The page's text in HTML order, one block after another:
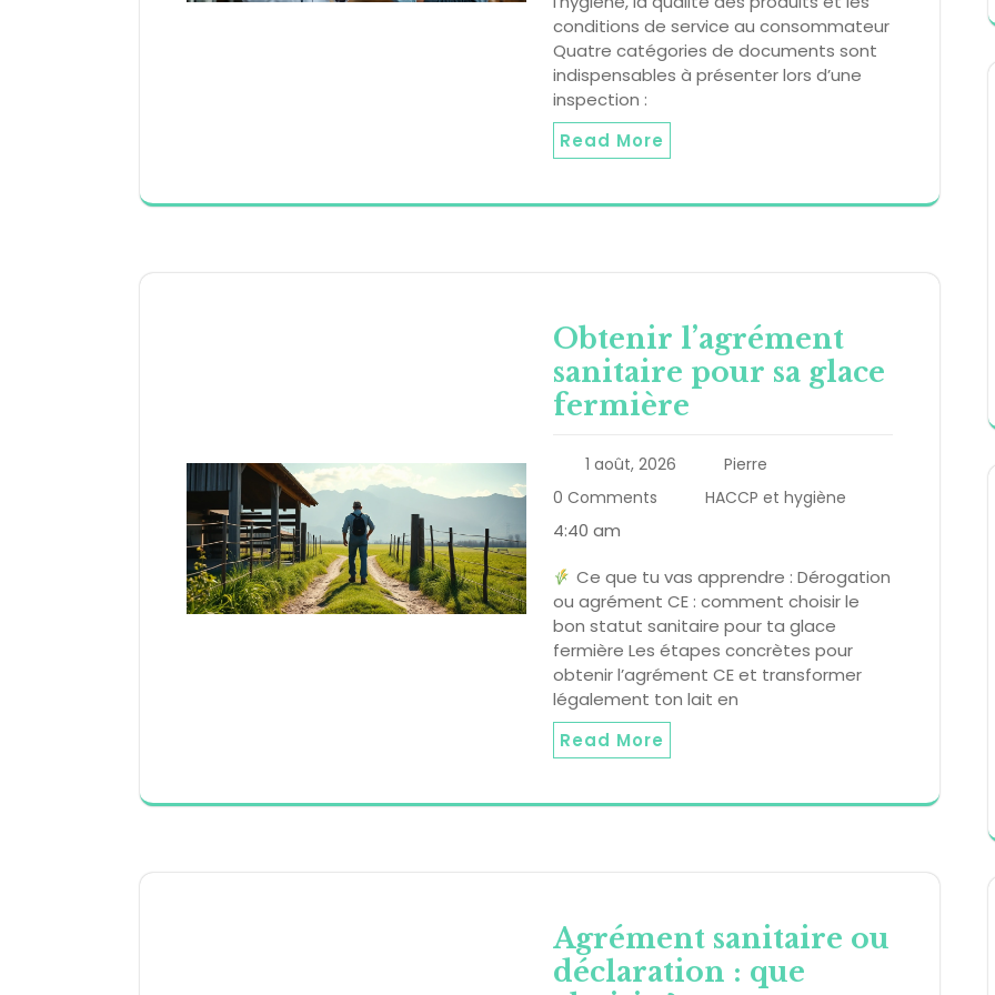
conditions de service au consommateur
Quatre catégories de documents sont
indispensables à présenter lors d’une
inspection :
Read More
Obtenir l’agrément
sanitaire pour sa glace
fermière
1 août, 2026
Pierre
0 Comments
HACCP et hygiène
4:40 am
Ce que tu vas apprendre : Dérogation
ou agrément CE : comment choisir le
bon statut sanitaire pour ta glace
fermière Les étapes concrètes pour
obtenir l’agrément CE et transformer
légalement ton lait en
Read More
Agrément sanitaire ou
déclaration : que